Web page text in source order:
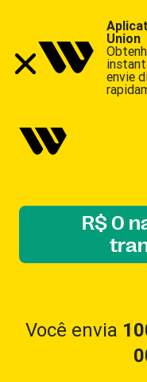
Union
envie
R$ 0
Você envia